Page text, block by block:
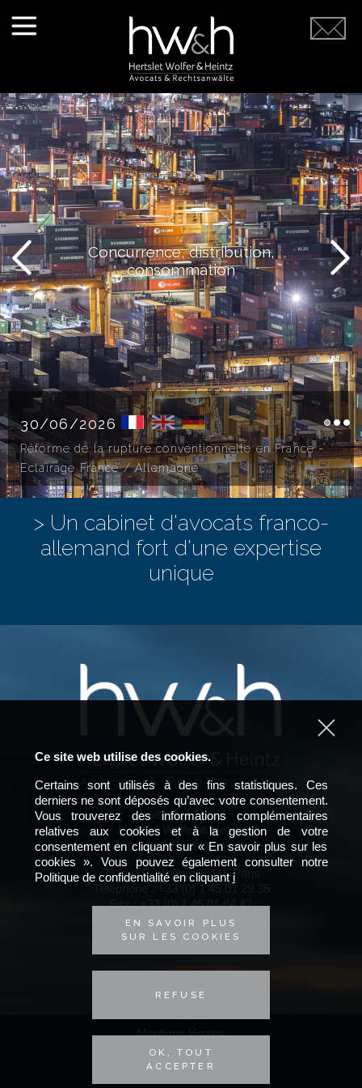
Concurrence, distribution,
consommation
Corporate & M&A
30/06/2026
Réforme de la rupture conventionnelle en France -
Eclairage France / Allemagne
Un cabinet d'avocats franco-
allemand fort d'une expertise
unique
hw&h A.A.R.P.I.
Hertslet Wolfer & Heintz
Avocats & Rechtsanwälte
39, rue Pergolèse 75116 Paris
+33 (0) 1 45 01 29 35
Fax : +33 (0) 1 45 01 64 47
E-mail :hwh@hwh-avocats.com
Mentions légales
Plan du site
Ce site web utilise des cookies.
Certains sont utilisés à des fins statistiques. Ces
derniers ne sont déposés qu’avec votre consentement.
Vous trouverez des informations complémentaires
relatives aux cookies et à la gestion de votre
consentement en cliquant sur « En savoir plus sur les
cookies ». Vous pouvez également consulter notre
Politique de confidentialité en cliquant i
EN SAVOIR PLUS
SUR LES COOKIES
REFUSE
OK, TOUT
ACCEPTER